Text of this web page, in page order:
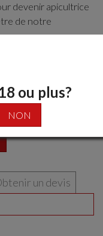
devenir apicultrice
de notre
coup de coeur
Disponibilité: 24
un devis
ou plus?
NON